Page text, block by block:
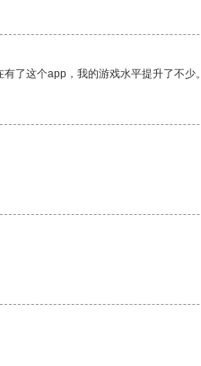
了这个app，我的游戏水平提升了不少。